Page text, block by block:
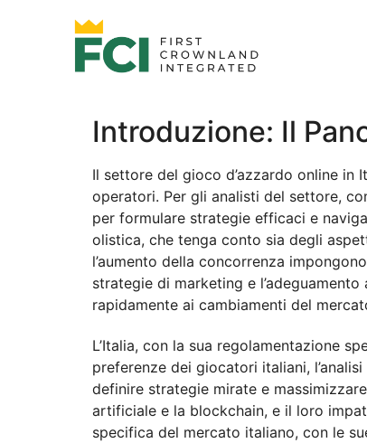
Introduzione: Il
Il settore del gioco d’azzardo online
operatori. Per gli analisti del settore,
per formulare strategie efficaci e
olistica, che tenga conto sia degli
l’aumento della concorrenza
strategie di marketing e
rapidamente ai cambiamenti del
L’Italia, con la sua regolamentazione
preferenze dei giocatori italiani,
definire strategie mirate e
artificiale e la blockchain, e il loro
specifica del mercato italiano, con le